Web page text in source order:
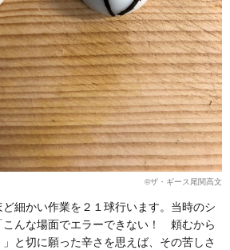
©︎ザ・ギース尾関高文
細かい作業を２１球行います。当時のシ
こんな場面でエラーできない！ 頼むから
と切に願った辛さを思えば、その苦しさ